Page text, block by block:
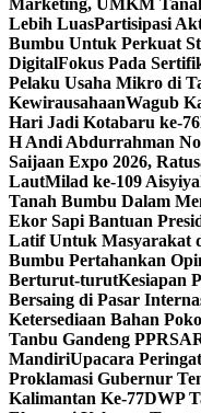
Marketing, UMKM
Lebih LuasPartisipasi
Bumbu Untuk Perkuat
DigitalFokus Pada
Pelaku Usaha Mikro di
KewirausahaanWagub
Hari Jadi Kotabaru ke-76
H Andi Abdurrahman
Saijaan Expo 2026,
LautMilad ke-109
Tanah Bumbu Dalam
Ekor Sapi Bantuan
Latif Untuk Masyarakat
Bumbu Pertahankan
Berturut-turutKesiapan
Bersaing di Pasar
Ketersediaan Bahan
Tanbu Gandeng
MandiriUpacara
Proklamasi Gubernur
Kalimantan Ke-77DWP